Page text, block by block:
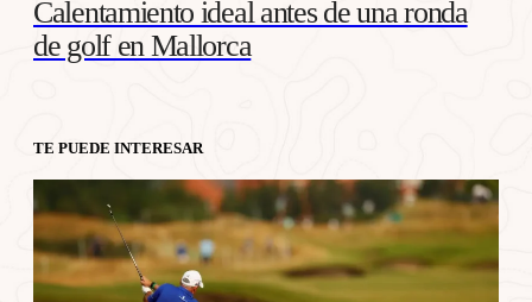
Calentamiento ideal antes de una ronda
de golf en Mallorca
TE PUEDE INTERESAR